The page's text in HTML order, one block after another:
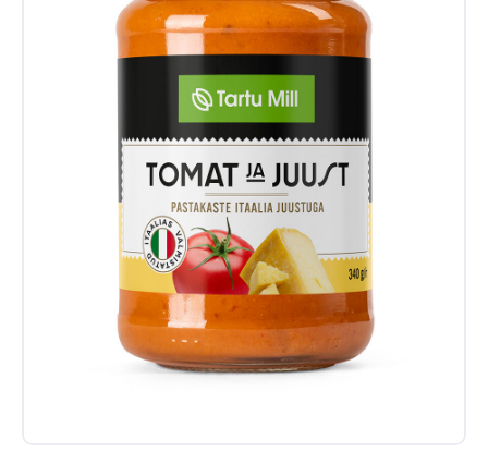
Põllumehe Portaal
Instagram
Youtube
Linkedin